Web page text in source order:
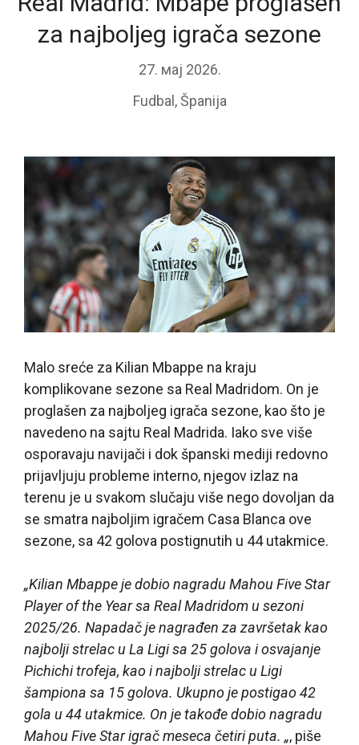
za najboljeg igrača sezone
27. мај 2026.
Fudbal ,Španija
Malo sreće za Kilian Mbappe na kraju
komplikovane sezone sa Real Madridom. On je
proglašen za najboljeg igrača sezone, kao što je
navedeno na sajtu Real Madrida. Iako sve više
osporavaju navijači i dok španski mediji redovno
prijavljuju probleme interno, njegov izlaz na
terenu je u svakom slučaju više nego dovoljan da
se smatra najboljim igračem Casa Blanca ove
sezone, sa 42 golova postignutih u 44 utakmice.
„Kilian Mbappe je dobio nagradu Mahou Five Star
Player of the Year sa Real Madridom u sezoni
2025/26. Napadač je nagrađen za završetak kao
najbolji strelac u La Ligi sa 25 golova i osvajanje
Pichichi trofeja, kao i najbolji strelac u Ligi
šampiona sa 15 golova. Ukupno je postigao 42
gola u 44 utakmice. On je takođe dobio nagradu
Mahou Five Star igrač meseca četiri puta. „, piše